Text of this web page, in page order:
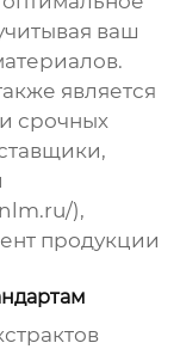
ваш
является
срочных
),
продукции